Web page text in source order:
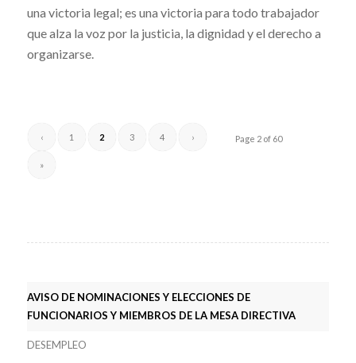
una victoria legal; es una victoria para todo trabajador
que alza la voz por la justicia, la dignidad y el derecho a
organizarse.
Page 2 of 60
‹ 1 2 3 4 ›
»
AVISO DE NOMINACIONES Y ELECCIONES DE
FUNCIONARIOS Y MIEMBROS DE LA MESA DIRECTIVA
DESEMPLEO